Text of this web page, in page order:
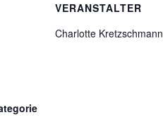
VERANSTALTER
Charlotte Kretzschmann